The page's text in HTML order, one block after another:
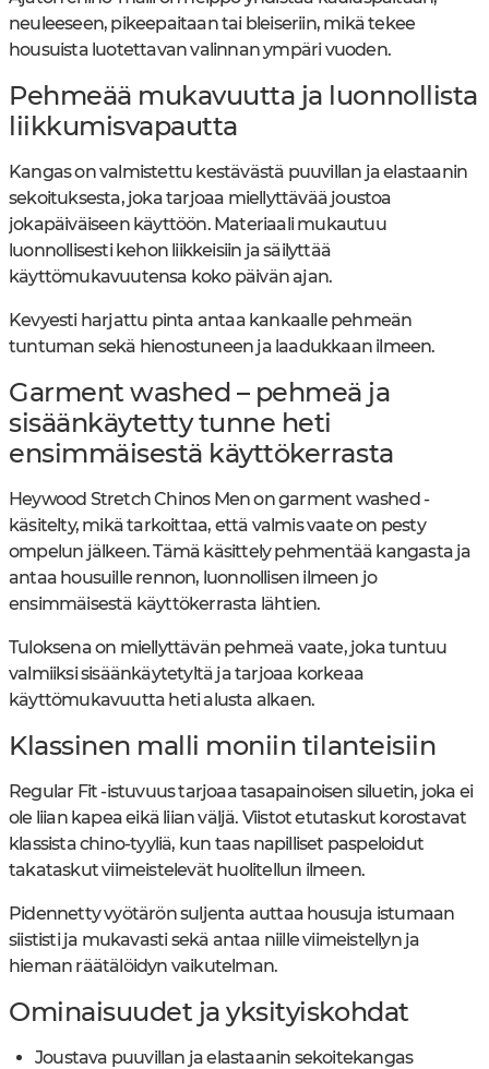
neuleeseen, pikeepaitaan tai bleiseriin, mikä tekee
housuista luotettavan valinnan ympäri vuoden.
Pehmeää mukavuutta ja luonnollista
liikkumisvapautta
Kangas on valmistettu kestävästä puuvillan ja elastaanin
sekoituksesta, joka tarjoaa miellyttävää joustoa
jokapäiväiseen käyttöön. Materiaali mukautuu
luonnollisesti kehon liikkeisiin ja säilyttää
käyttömukavuutensa koko päivän ajan.
Kevyesti harjattu pinta antaa kankaalle pehmeän
tuntuman sekä hienostuneen ja laadukkaan ilmeen.
Garment washed – pehmeä ja
sisäänkäytetty tunne heti
ensimmäisestä käyttökerrasta
Heywood Stretch Chinos Men on garment washed -
käsitelty, mikä tarkoittaa, että valmis vaate on pesty
ompelun jälkeen. Tämä käsittely pehmentää kangasta ja
antaa housuille rennon, luonnollisen ilmeen jo
ensimmäisestä käyttökerrasta lähtien.
Tuloksena on miellyttävän pehmeä vaate, joka tuntuu
valmiiksi sisäänkäytetyltä ja tarjoaa korkeaa
käyttömukavuutta heti alusta alkaen.
Klassinen malli moniin tilanteisiin
Regular Fit -istuvuus tarjoaa tasapainoisen siluetin, joka ei
ole liian kapea eikä liian väljä. Viistot etutaskut korostavat
klassista chino-tyyliä, kun taas napilliset paspeloidut
takataskut viimeistelevät huolitellun ilmeen.
Pidennetty vyötärön suljenta auttaa housuja istumaan
siististi ja mukavasti sekä antaa niille viimeistellyn ja
hieman räätälöidyn vaikutelman.
Ominaisuudet ja yksityiskohdat
Joustava puuvillan ja elastaanin sekoitekangas